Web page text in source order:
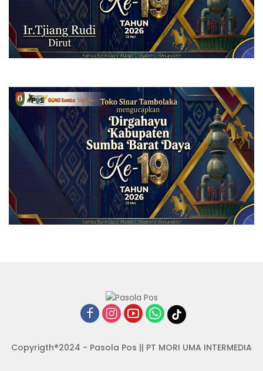
Copyrigth®2024 - Pasola Pos || PT MORI UMA INTERMEDIA